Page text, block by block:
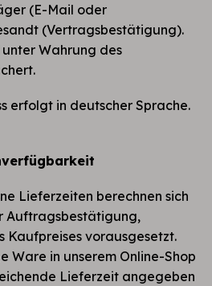
(E-Mail oder
(Vertragsbestätigung).
Wahrung des
erfolgt in deutscher Sprache.
Lieferzeiten berechnen sich
Auftragsbestätigung,
Kaufpreises vorausgesetzt.
Ware in unserem Online-Shop
Lieferzeit angegeben